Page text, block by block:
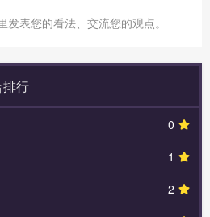
表您的看法、交流您的观点。
行
0
1
2